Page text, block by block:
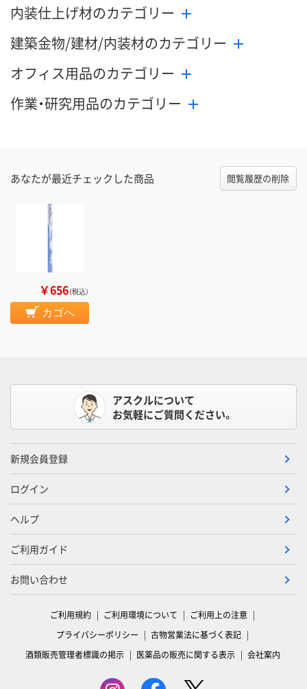
内装仕上げ材のカテゴリー
建築金物/建材/内装材のカテゴリー
オフィス用品のカテゴリー
作業・研究用品のカテゴリー
あなたが最近チェックした商品 閲覧履歴の削除
￥656（税込）
カゴへ
アスクルについて
お気軽にご質問ください。
新規会員登録
ログイン
ヘルプ
ご利用ガイド
お問い合わせ
ご利用規約 ご利用環境について
ご利用上の注意
プライバシーポリシー
古物営業法に基づく表記
酒類販売管理者標識の掲示
医薬品の販売に関する表示 会社案内